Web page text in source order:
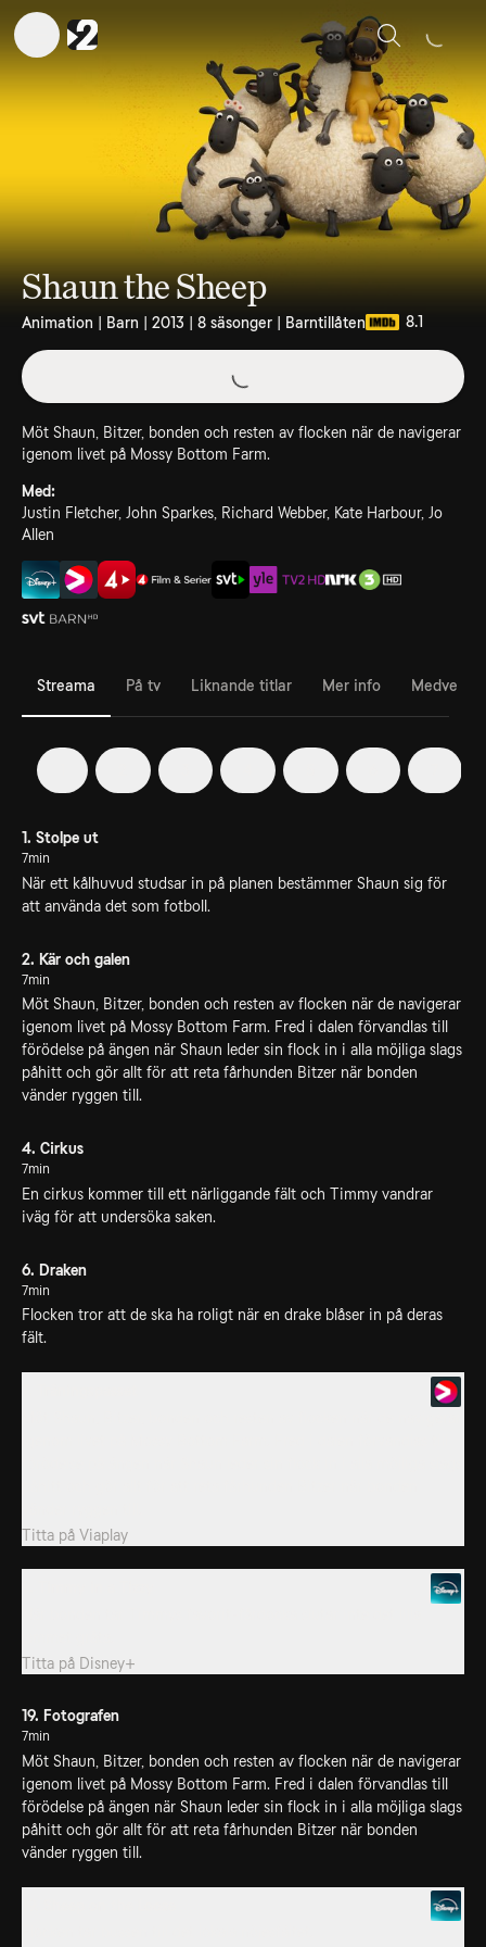
Sök
Shaun the Sheep
Animation | Barn | 2013 | 8 säsonger | Barntillåten 8.1
Möt Shaun, Bitzer, bonden och resten av flocken när de navigerar
igenom livet på Mossy Bottom Farm.
Med:
Justin Fletcher, John Sparkes, Richard Webber, Kate Harbour, Jo
Allen
Streama På tv Liknande titlar Mer info
1. Stolpe ut
7min
När ett kålhuvud studsar in på planen bestämmer Shaun sig för
att använda det som fotboll.
2. Kär och galen
7min
Möt Shaun, Bitzer, bonden och resten av flocken när de navigerar
igenom livet på Mossy Bottom Farm. Fred i dalen förvandlas till
förödelse på ängen när Shaun leder sin flock in i alla möjliga slags
påhitt och gör allt för att reta fårhunden Bitzer när bonden
vänder ryggen till.
4. Cirkus
7min
En cirkus kommer till ett närliggande fält och Timmy vandrar
iväg för att undersöka saken.
6. Draken
7min
Flocken tror att de ska ha roligt när en drake blåser in på deras
fält.
Titta på Viaplay
Titta på Disney+
19. Fotografen
7min
Möt Shaun, Bitzer, bonden och resten av flocken när de navigerar
igenom livet på Mossy Bottom Farm. Fred i dalen förvandlas till
förödelse på ängen när Shaun leder sin flock in i alla möjliga slags
påhitt och gör allt för att reta fårhunden Bitzer när bonden
vänder ryggen till.